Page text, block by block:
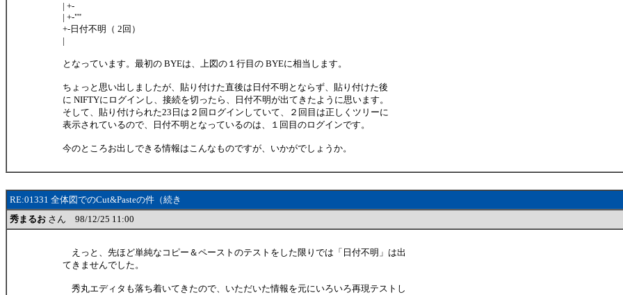
| +-
| +-""
+-日付不明（ 2回）
|
となっています。最初の BYEは、上図の１行目の BYEに相当します。
ちょっと思い出しましたが、貼り付けた直後は日付不明とならず、貼り付けた後
に NIFTYにログインし、接続を切ったら、日付不明が出てきたように思います。
そして、貼り付けられた23日は２回ログインしていて、２回目は正しくツリーに
表示されているので、日付不明となっているのは、１回目のログインです。
今のところお出しできる情報はこんなものですが、いかがでしょうか。
RE:01331 全体図でのCut&Pasteの件（続き
秀まるお さん 98/12/25 11:00
えっと、先ほど単純なコピー＆ペーストのテストをした限りでは「日付不明」は出
てきませんでした。
秀丸エディタも落ち着いてきたので、いただいた情報を元にいろいろ再現テストし